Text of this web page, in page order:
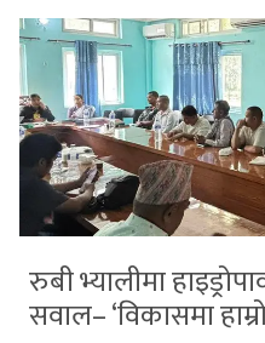
रुबी भ्यालीमा
सवाल– ‘विकासमा